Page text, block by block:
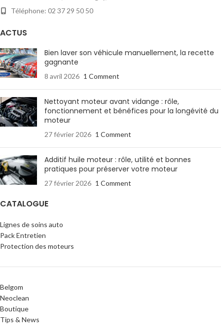
Téléphone: 02 37 29 50 50
ACTUS
Bien laver son véhicule manuellement, la recette
gagnante
8 avril 2026 1 Comment
Nettoyant moteur avant vidange : rôle,
fonctionnement et bénéfices pour la longévité du
moteur
27 février 2026 1 Comment
Additif huile moteur : rôle, utilité et bonnes
pratiques pour préserver votre moteur
27 février 2026 1 Comment
CATALOGUE
Lignes de soins auto
Pack Entretien
Protection des moteurs
Belgom
Neoclean
Boutique
Tips & News